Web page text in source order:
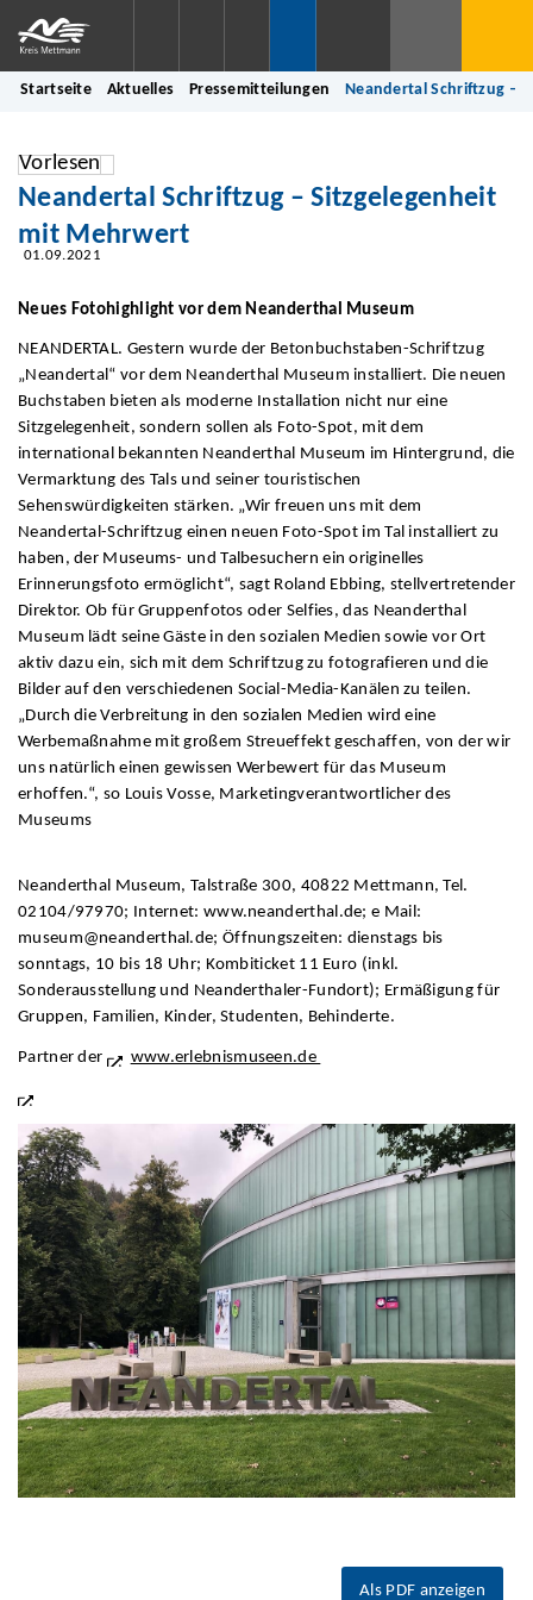
Startseite Aktuelles Pressemitteilungen Neandertal Schriftzug –
Vorlesen
Neandertal Schriftzug – Sitzgelegenheit
mit Mehrwert
01.09.2021
Neues Fotohighlight vor dem Neanderthal Museum
NEANDERTAL. Gestern wurde der Betonbuchstaben-Schriftzug
„Neandertal“ vor dem Neanderthal Museum installiert. Die neuen
Buchstaben bieten als moderne Installation nicht nur eine
Sitzgelegenheit, sondern sollen als Foto-Spot, mit dem
international bekannten Neanderthal Museum im Hintergrund, die
Vermarktung des Tals und seiner touristischen
Sehenswürdigkeiten stärken. „Wir freuen uns mit dem
Neandertal-Schriftzug einen neuen Foto-Spot im Tal installiert zu
haben, der Museums- und Talbesuchern ein originelles
Erinnerungsfoto ermöglicht“, sagt Roland Ebbing, stellvertretender
Direktor. Ob für Gruppenfotos oder Selfies, das Neanderthal
Museum lädt seine Gäste in den sozialen Medien sowie vor Ort
aktiv dazu ein, sich mit dem Schriftzug zu fotografieren und die
Bilder auf den verschiedenen Social-Media-Kanälen zu teilen.
„Durch die Verbreitung in den sozialen Medien wird eine
Werbemaßnahme mit großem Streueffekt geschaffen, von der wir
uns natürlich einen gewissen Werbewert für das Museum
erhoffen.“, so Louis Vosse, Marketingverantwortlicher des
Museums
Neanderthal Museum, Talstraße 300, 40822 Mettmann, Tel.
02104/97970; Internet: www.neanderthal.de; e Mail:
museum@neanderthal.de; Öffnungszeiten: dienstags bis
sonntags, 10 bis 18 Uhr; Kombiticket 11 Euro (inkl.
Sonderausstellung und Neanderthaler-Fundort); Ermäßigung für
Gruppen, Familien, Kinder, Studenten, Behinderte.
Partner der www.erlebnismuseen.de
Als PDF anzeigen